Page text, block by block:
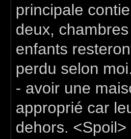
principale
deux,
enfants
perdu selon
- avoir une
approprié car
dehors. <Spoil>